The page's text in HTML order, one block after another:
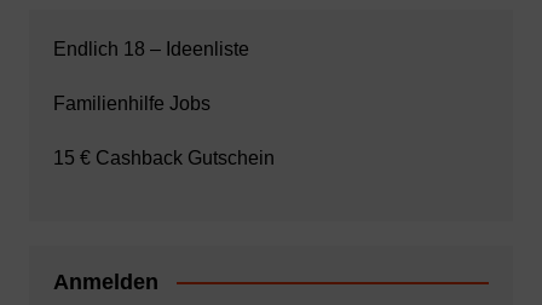
Endlich 18 – Ideenliste
Familienhilfe Jobs
15 € Cashback Gutschein
Anmelden